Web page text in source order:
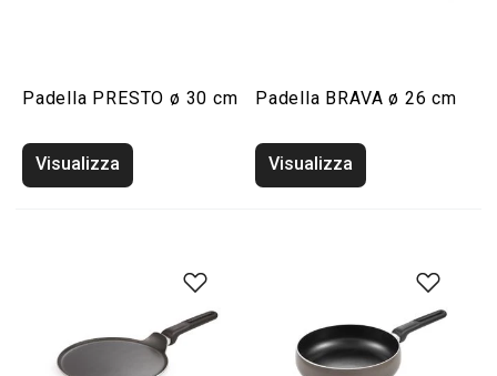
Padella PRESTO ø 30 cm
Visualizza
Padella BRAVA ø 26 cm
Visualizza